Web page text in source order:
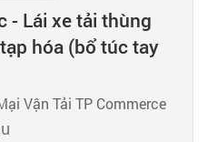
- Lái xe tải thùng
hóa (bổ túc tay
Vận Tải TP Commerce